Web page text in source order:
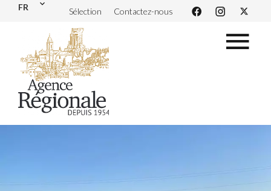
FR Sélection Contactez-nous